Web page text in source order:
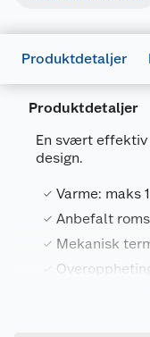
Produktdetaljer
Produktdetaljer
En svært effektiv
design.
Varme: maks
Anbefalt
Mekanisk
Generelt
Artikkelnummer
Leverandørens
artikkelnummer